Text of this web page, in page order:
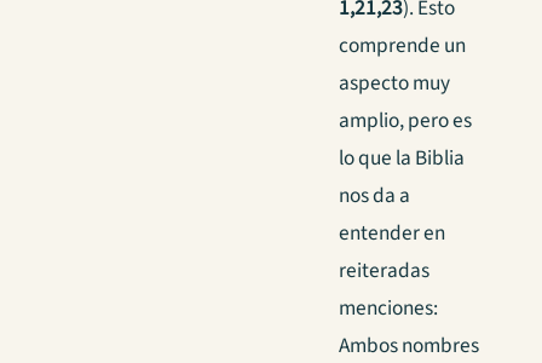
1,21,23). Esto
comprende un
aspecto muy
amplio, pero es
lo que la Biblia
nos da a
entender en
reiteradas
menciones:
Ambos nombres